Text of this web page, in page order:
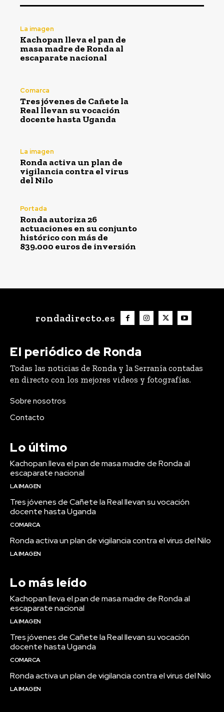
La imagen
Kachopan lleva el pan de
masa madre de Ronda al
escaparate nacional
Comarca
Tres jóvenes de Cañete la
Real llevan su vocación
docente hasta Uganda
La imagen
Ronda activa un plan de
vigilancia contra el virus
del Nilo
Portada
Ronda autoriza 26
actuaciones en su conjunto
histórico con más de
839.000 euros de inversión
rondadirecto.es
El periódico de Ronda
Todas las noticias de Ronda y la Serranía contadas
en directo con los mejores videos y fotografías.
Sobre nosotros
Contacto
Lo último
Kachopan lleva el pan de masa madre de Ronda al
escaparate nacional
LA IMAGEN
Tres jóvenes de Cañete la Real llevan su vocación
docente hasta Uganda
COMARCA
Ronda activa un plan de vigilancia contra el virus del Nilo
LA IMAGEN
Lo más leído
Kachopan lleva el pan de masa madre de Ronda al
escaparate nacional
LA IMAGEN
Tres jóvenes de Cañete la Real llevan su vocación
docente hasta Uganda
COMARCA
Ronda activa un plan de vigilancia contra el virus del Nilo
LA IMAGEN